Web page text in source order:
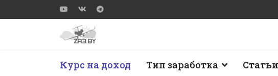
Курс на доход Тип заработка Статьи